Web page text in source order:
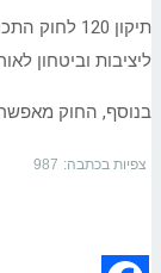
ליציבות וביטחון לאורך
בנוסף, החוק מאפשר לנו לקבוע כי 25% מקרב הזכאים שיעלו בגורל בהגרלות שתערוך העירייה לפרויקטים
צפיות בכתבה: 987